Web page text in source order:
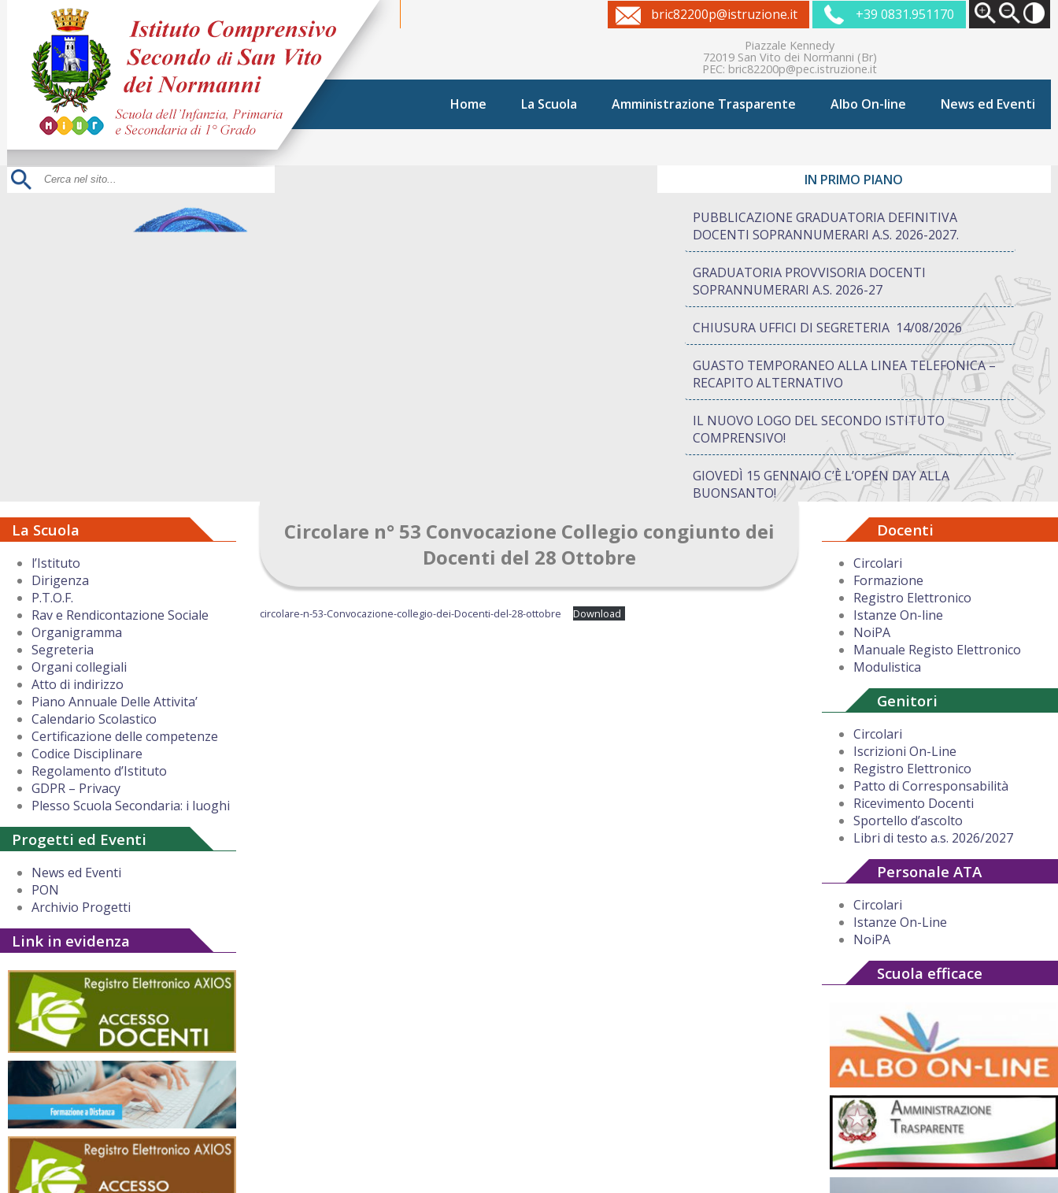
bric82200p@istruzione.it +39 0831.951170
Piazzale Kennedy
72019 San Vito dei Normanni (Br)
PEC: bric82200p@pec.istruzione.it
Home La Scuola Amministrazione Trasparente Albo On-line News ed Eventi
IN PRIMO PIANO
PUBBLICAZIONE GRADUATORIA DEFINITIVA
DOCENTI SOPRANNUMERARI A.S. 2026-2027.
GRADUATORIA PROVVISORIA DOCENTI
SOPRANNUMERARI A.S. 2026-27
CHIUSURA UFFICI DI SEGRETERIA 14/08/2026
GUASTO TEMPORANEO ALLA LINEA TELEFONICA –
RECAPITO ALTERNATIVO
IL NUOVO LOGO DEL SECONDO ISTITUTO
COMPRENSIVO!
GIOVEDÌ 15 GENNAIO C’È L’OPEN DAY ALLA
BUONSANTO!
PON “ATTIVA…MENTE” TRA CREATIVITÀ E GIOCO:
AUGURI DI BUON NATALE DAL DIRIGENTE
La Scuola
l’Istituto
Dirigenza
P.T.O.F.
Rav e Rendicontazione Sociale
Organigramma
Segreteria
Organi collegiali
Atto di indirizzo
Piano Annuale Delle Attivita’
Calendario Scolastico
Certificazione delle competenze
Codice Disciplinare
Regolamento d’Istituto
GDPR – Privacy
Plesso Scuola Secondaria: i luoghi
Progetti ed Eventi
News ed Eventi
PON
Archivio Progetti
Link in evidenza
Circolare n° 53 Convocazione Collegio congiunto dei
Docenti del 28 Ottobre
circolare-n-53-Convocazione-collegio-dei-Docenti-del-28-ottobre Download
Docenti
Circolari
Formazione
Registro Elettronico
Istanze On-line
NoiPA
Manuale Registo Elettronico
Modulistica
Genitori
Circolari
Iscrizioni On-Line
Registro Elettronico
Patto di Corresponsabilità
Ricevimento Docenti
Sportello d’ascolto
Libri di testo a.s. 2026/2027
Personale ATA
Circolari
Istanze On-Line
NoiPA
Scuola efficace